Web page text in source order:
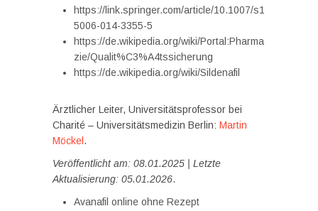
https://link.springer.com/article/10.1007/s1
5006-014-3355-5
https://de.wikipedia.org/wiki/Portal:Pharma
zie/Qualit%C3%A4tssicherung
https://de.wikipedia.org/wiki/Sildenafil
Ärztlicher Leiter, Universitätsprofessor bei
Charité – Universitätsmedizin Berlin: Martin
Möckel .
Veröffentlicht am: 08.01.2025 | Letzte
Aktualisierung: 05.01.2026.
Avanafil online ohne Rezept